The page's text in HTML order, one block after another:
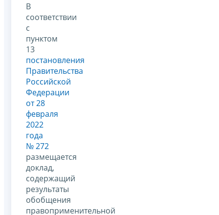
В
соответствии
с
пунктом
13
постановления
Правительства
Российской
Федерации
от 28
февраля
2022
года
№ 272
размещается
доклад,
содержащий
результаты
обобщения
правоприменительной